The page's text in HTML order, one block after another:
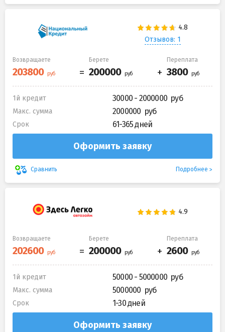
Отзывов: 1
Возвращаете Берете Переплата
1й кредит 30000 - 2000000
Макс. сумма 2000000
Срок 61-365 дней
Оформить заявку
Сравнить Подробнее
Возвращаете Берете Переплата
1й кредит 50000 - 5000000
Макс. сумма 5000000
Срок 1-30 дней
Оформить заявку